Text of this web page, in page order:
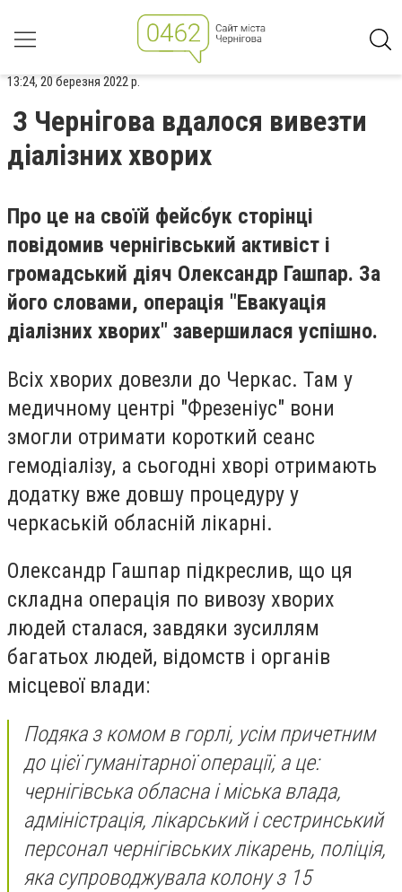
13:24, 20 березня 2022 р.
З Чернігова вдалося вивезти
діалізних хворих
Про це на своїй фейсбук сторінці
повідомив чернігівський активіст і
громадський діяч Олександр Гашпар. За
його словами, операція "Евакуація
діалізних хворих" завершилася успішно.
Всіх хворих довезли до Черкас. Там у
медичному центрі "Фрезеніус" вони
змогли отримати короткий сеанс
гемодіалізу, а сьогодні хворі отримають
додатку вже довшу процедуру у
черкаській обласній лікарні.
Олександр Гашпар підкреслив, що ця
складна операція по вивозу хворих
людей сталася, завдяки зусиллям
багатьох людей, відомств і органів
місцевої влади:
Подяка з комом в горлі, усім причетним
до цієї гуманітарної операції, а це:
чернігівська обласна і міська влада,
адміністрація, лікарський і сестринський
персонал чернігівських лікарень, поліція,
яка супроводжувала колону з 15